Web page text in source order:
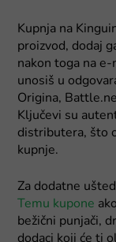
Kupnja na
proizvod, dodaj
nakon toga na
unosiš u
Origina,
Ključevi su
distributera, što
kupnje.
Za dodatne
Temu kupone
bežični punjači,
dodaci koji će ti